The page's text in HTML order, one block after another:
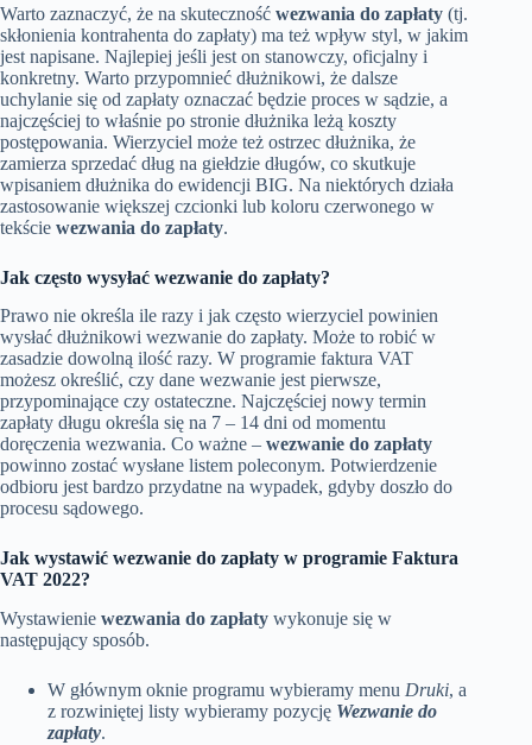
Warto zaznaczyć, że na skuteczność wezwania do zapłaty (tj.
skłonienia kontrahenta do zapłaty) ma też wpływ styl, w jakim
jest napisane. Najlepiej jeśli jest on stanowczy, oficjalny i
konkretny. Warto przypomnieć dłużnikowi, że dalsze
uchylanie się od zapłaty oznaczać będzie proces w sądzie, a
najczęściej to właśnie po stronie dłużnika leżą koszty
postępowania. Wierzyciel może też ostrzec dłużnika, że
zamierza sprzedać dług na giełdzie długów, co skutkuje
wpisaniem dłużnika do ewidencji BIG. Na niektórych działa
zastosowanie większej czcionki lub koloru czerwonego w
tekście wezwania do zapłaty.
Jak często wysyłać wezwanie do zapłaty?
Prawo nie określa ile razy i jak często wierzyciel powinien
wysłać dłużnikowi wezwanie do zapłaty. Może to robić w
zasadzie dowolną ilość razy. W programie faktura VAT
możesz określić, czy dane wezwanie jest pierwsze,
przypominające czy ostateczne. Najczęściej nowy termin
zapłaty długu określa się na 7 – 14 dni od momentu
doręczenia wezwania. Co ważne – wezwanie do zapłaty
powinno zostać wysłane listem poleconym. Potwierdzenie
odbioru jest bardzo przydatne na wypadek, gdyby doszło do
procesu sądowego.
Jak wystawić wezwanie do zapłaty w programie Faktura
VAT 2022?
Wystawienie wezwania do zapłaty wykonuje się w
następujący sposób.
W głównym oknie programu wybieramy menu Druki, a
z rozwiniętej listy wybieramy pozycję Wezwanie do
zapłaty.